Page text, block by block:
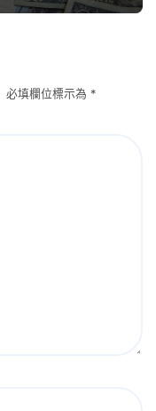
必填欄位標示為 *